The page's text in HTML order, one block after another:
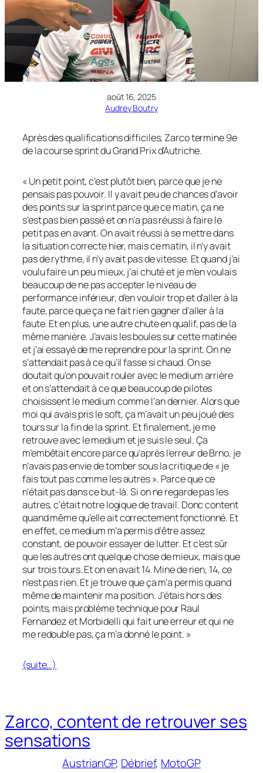
août 16, 2025
Audrey Boutry
Après des qualifications difficiles, Zarco termine 9e
de la course sprint du Grand Prix d’Autriche.
« Un petit point, c’est plutôt bien, parce que je ne
pensais pas pouvoir. Il y avait peu de chances d’avoir
des points sur la sprint parce que ce matin, ça ne
s’est pas bien passé et on n’a pas réussi à faire le
petit pas en avant. On avait réussi à se mettre dans
la situation correcte hier, mais ce matin, il n’y avait
pas de rythme, il n’y avait pas de vitesse. Et quand j’ai
voulu faire un peu mieux, j’ai chuté et je m’en voulais
beaucoup de ne pas accepter le niveau de
performance inférieur, d’en vouloir trop et d’aller à la
faute, parce que ça ne fait rien gagner d’aller à la
faute. Et en plus, une autre chute en qualif, pas de la
même manière. J’avais les boules sur cette matinée
et j’ai essayé de me reprendre pour la sprint. On ne
s’attendait pas à ce qu’il fasse si chaud. On se
doutait qu’on pouvait rouler avec le medium arrière
et on s’attendait à ce que beaucoup de pilotes
choisissent le medium comme l’an dernier. Alors que
moi qui avais pris le soft, ça m’avait un peu joué des
tours sur la fin de la sprint. Et finalement, je me
retrouve avec le medium et je suis le seul. Ça
m’embêtait encore parce qu’après l’erreur de Brno, je
n’avais pas envie de tomber sous la critique de « je
fais tout pas comme les autres ». Parce que ce
n’était pas dans ce but-là. Si on ne regarde pas les
autres, c’était notre logique de travail. Donc content
quand même qu’elle ait correctement fonctionné. Et
en effet, ce medium m’a permis d’être assez
constant, de pouvoir essayer de lutter. Et c’est sûr
que les autres ont quelque chose de mieux, mais que
sur trois tours. Et on en avait 14. Mine de rien, 14, ce
n’est pas rien. Et je trouve que ça m’a permis quand
même de maintenir ma position. J’étais hors des
points, mais problème technique pour Raul
Fernandez et Morbidelli qui fait une erreur et qui ne
me redouble pas, ça m’a donné le point. »
(suite…)
Zarco, content de retrouver ses
sensations
AustrianGP, Débrief, MotoGP